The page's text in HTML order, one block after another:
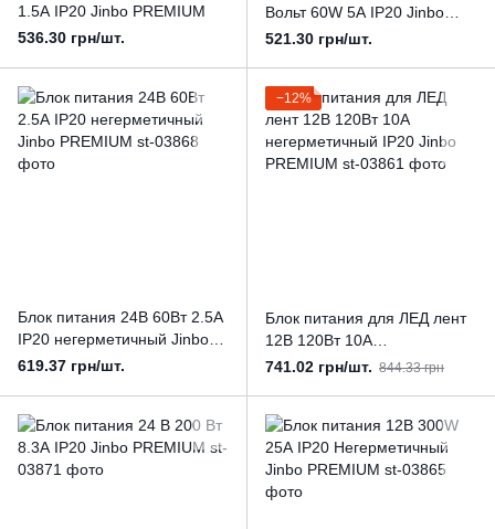
1.5А IP20 Jinbo PREMIUM
536.30 грн/шт.
Вольт 60W 5А IP20 Jinbo
PREMIUM
521.30 грн/шт.
Блок питания 24В 60Вт 2.5А
IP20 негерметичный Jinbo
PREMIUM
619.37 грн/шт.
−12%
Блок питания для ЛЕД лент
12В 120Вт 10А
негерметичный IP20 Jinbo
741.02 грн/шт. 844.33 грн